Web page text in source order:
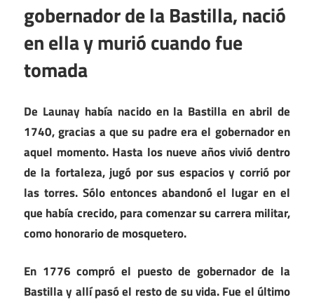
gobernador de la Bastilla, nació
en ella y murió cuando fue
tomada
De Launay había nacido en la Bastilla en abril de
1740, gracias a que su padre era el gobernador en
aquel momento. Hasta los nueve años vivió dentro
de la fortaleza, jugó por sus espacios y corrió por
las torres. Sólo entonces abandonó el lugar en el
que había crecido, para comenzar su carrera militar,
como honorario de mosquetero.
En 1776 compró el puesto de gobernador de la
Bastilla y allí pasó el resto de su vida. Fue el último